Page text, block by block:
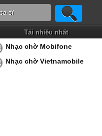
Tải nhiều nhất
Nhạc chờ Mobifone
Nhạc chờ Vietnamobile